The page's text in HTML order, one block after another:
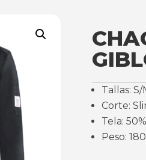
Tallas:
Corte:
Tela:
Peso: